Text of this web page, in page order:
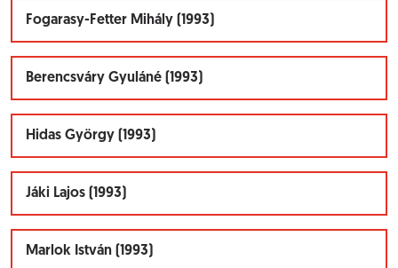
Fogarasy-Fetter Mihály (1993)
Berencsváry Gyuláné (1993)
Hidas György (1993)
Jáki Lajos (1993)
Marlok István (1993)